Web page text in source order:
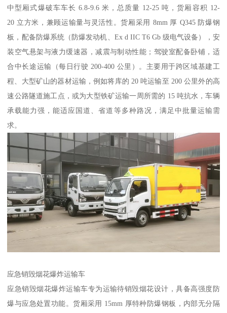
中型厢式爆破车车长 6.8-9.6 米，总质量 12-25 吨，货厢容积 12-
20 立方米，兼顾运输量与灵活性。货厢采用 8mm 厚 Q345 防爆钢
板，配备防爆系统（防爆发动机、Ex d IIC T6 Gb 级电气设备），安
装空气悬架与液力缓速器，减震与制动性能；驾驶室配备卧铺，适
合中长途运输（每日行驶 200-400 公里）。主要用于跨区域基建工
程、大型矿山的器材运输，例如将库的 20 吨运输至 200 公里外的高
速公路隧道施工点，或为大型铁矿运输一周所需的 15 吨抗水，车辆
承载能力强，能适应国道、省道等多种路况，满足中批量运输需
求。​
应急销毁烟花爆炸运输车​
应急销毁烟花爆炸运输车专为运输待销毁烟花设计，具备高强度防
爆与应急处置功能。货厢采用 15mm 厚特种防爆钢板，内部无分隔